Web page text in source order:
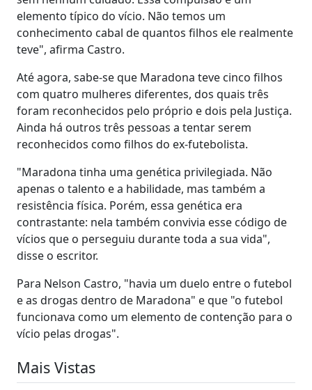
elemento típico do vício. Não temos um
conhecimento cabal de quantos filhos ele realmente
teve", afirma Castro.
Até agora, sabe-se que Maradona teve cinco filhos
com quatro mulheres diferentes, dos quais três
foram reconhecidos pelo próprio e dois pela Justiça.
Ainda há outros três pessoas a tentar serem
reconhecidos como filhos do ex-futebolista.
"Maradona tinha uma genética privilegiada. Não
apenas o talento e a habilidade, mas também a
resistência física. Porém, essa genética era
contrastante: nela também convivia esse código de
vícios que o perseguiu durante toda a sua vida",
disse o escritor.
Para Nelson Castro, "havia um duelo entre o futebol
e as drogas dentro de Maradona" e que "o futebol
funcionava como um elemento de contenção para o
vício pelas drogas".
Mais Vistas